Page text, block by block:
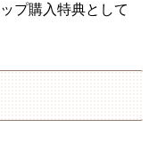
プ購入特典として